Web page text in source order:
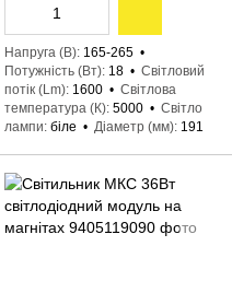
Напруга (В) 165-265
Потужність (Вт) 18
Світловий
потік (Lm) 1600
Світлова
температура (К) 5000
Світло
лампи біле Діаметр (мм) 191